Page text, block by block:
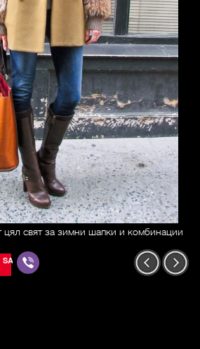
свят за зимни шапки и комбинации
SAVE